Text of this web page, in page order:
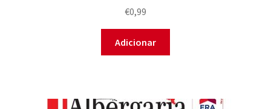
€0,99
Adicionar